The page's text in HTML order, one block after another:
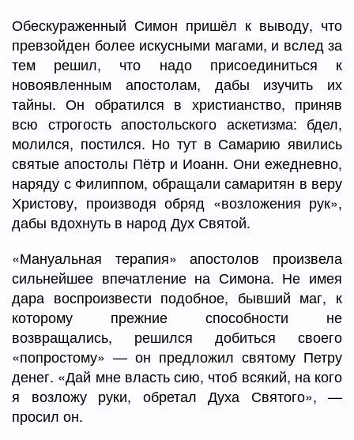
Обескураженный Симон пришёл к выводу, что
превзойден более искусными магами, и вслед за
тем решил, что надо присоединиться к
новоявленным апостолам, дабы изучить их
тайны. Он обратился в христианство, приняв
всю строгость апостольского аскетизма: бдел,
молился, постился. Но тут в Самарию явились
святые апостолы Пётр и Иоанн. Они ежедневно,
наряду с Филиппом, обращали самаритян в веру
Христову, производя обряд «возложения рук»,
дабы вдохнуть в народ Дух Святой.
«Мануальная терапия» апостолов произвела
сильнейшее впечатление на Симона. Не имея
дара воспроизвести подобное, бывший маг, к
которому прежние способности не
возвращались, решился добиться своего
«попростому» — он предложил святому Петру
денег. «Дай мне власть сию, чтоб всякий, на кого
я возложу руки, обретал Духа Святого», —
просил он.